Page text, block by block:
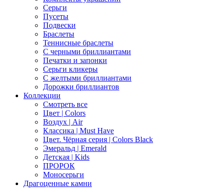
Серьги
Пусеты
Подвески
Браслеты
Теннисные браслеты
C черными бриллиантами
Печатки и запонки
Серьги кликеры
С желтыми бриллиантами
Дорожки бриллиантов
Коллекции
Смотреть все
Цвет | Colors
Воздух | Air
Классика | Must Have
Цвет. Чёрная серия | Colors Black
Эмеральд | Emerald
Детская | Kids
ПРОРОК
Моносерьги
Драгоценные камни